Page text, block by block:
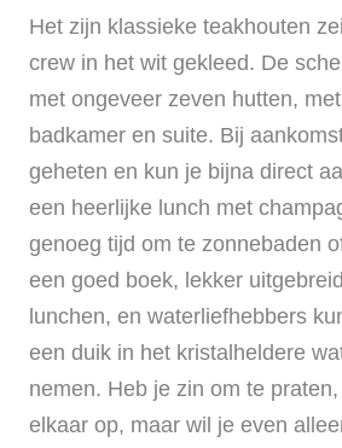
Het zijn klassieke teakhouten
crew in het wit gekleed. De
met ongeveer zeven hutten,
badkamer en suite. Bij
geheten en kun je bijna direct
een heerlijke lunch met
genoeg tijd om te zonnebaden
een goed boek, lekker
lunchen, en waterliefhebbers
een duik in het kristalheldere
nemen. Heb je zin om te
elkaar op, maar wil je even